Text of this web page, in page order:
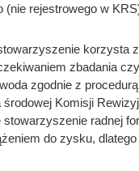
rejestrowego w
korzysta
zbadania
zgodnie z
Komisji
radnej
do zysku,